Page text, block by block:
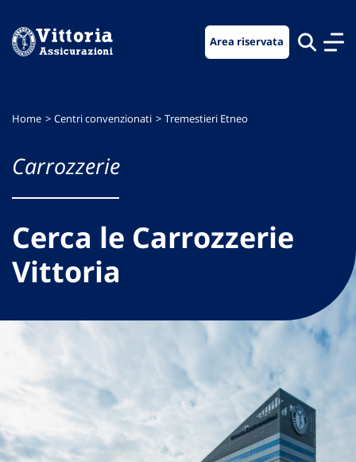
menu
contenuto
footer
Area riservata
Home Centri convenzionati Tremestieri Etneo
Carrozzerie
Cerca le Carrozzerie
Vittoria